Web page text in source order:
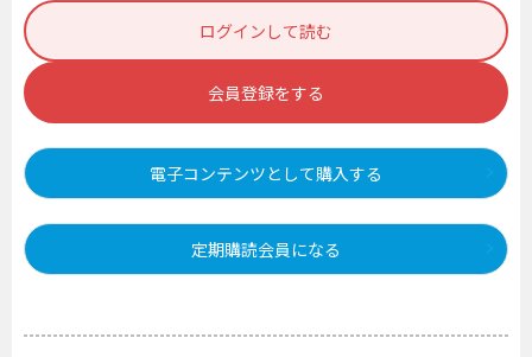
ログインして読む
会員登録をする
電子コンテンツとして購入する
定期購読会員になる